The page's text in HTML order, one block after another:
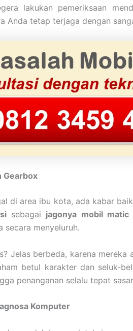
lakukan pemeriksaan
Anda tetap terjaga dengan
Gearbox
di area ibu kota, ada kabar
sebagai jagonya mobil matic
secara menyeluruh.
Jelas berbeda, karena mereka
betul karakter dan seluk-
penanganan selalu tepat
Komputer